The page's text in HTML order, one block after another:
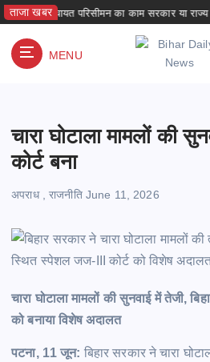
S
k
ताजा खबर
पंचायत परिसीमन का काम सरकार या राज्य
MENU
चारा घोटाला मामलों की
कोर्ट बना
अपराध,राजनीति June 11, 2026
चारा घोटाला मामलों की सुनवाई में तेजी,
को बनाया विशेष अदालत
पटना, 11 जून: बिहार सरकार ने चारा